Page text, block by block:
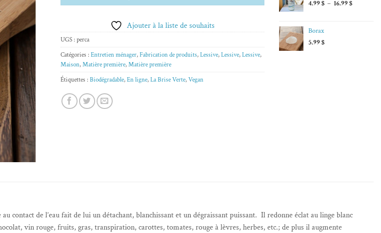
Ajouter à la liste de souhaits
UGS : perca
Catégories : Entretien ménager,Fabrication de produits,Lessive,Lessive,Lessive,
Maison,Matière première,Matière première
Étiquettes : Biodégradable,En ligne,La Brise Verte,Vegan
4.99$ – 16.99$Plage
Borax
5.99$
contact de l’eau fait de lui un détachant, blanchissant et un dégraissant puissant. Il redonne éclat au linge blanc
vin rouge, fruits, gras, transpiration, carottes, tomates, rouge à lèvres, herbes, etc.; de plus il augmente